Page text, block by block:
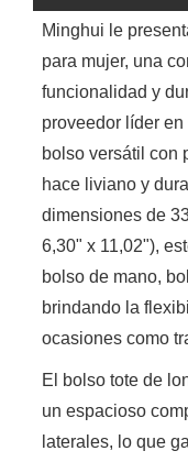
Minghui le
para mujer, una
funcionalidad y
proveedor líder
bolso versátil con
hace liviano y
dimensiones de
6,30" x 11,02"),
bolso de mano,
brindando la
ocasiones como
El bolso tote de
un espacioso
laterales, lo que